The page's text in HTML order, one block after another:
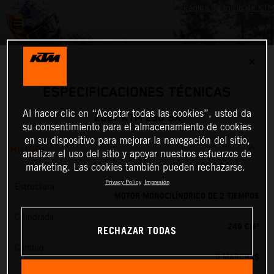
2027 KTM 250 SX
MOTOR
5 MARCHAS
Al hacer clic en “Aceptar todas las cookies”, usted da
su consentimiento para el almacenamiento de cookies
en su dispositivo para mejorar la navegación del sitio,
analizar el uso del sitio y apoyar nuestros esfuerzos de
marketing. Las cookies también pueden rechazarse.
Privacy Policy Impresión
RECHAZAR TODAS